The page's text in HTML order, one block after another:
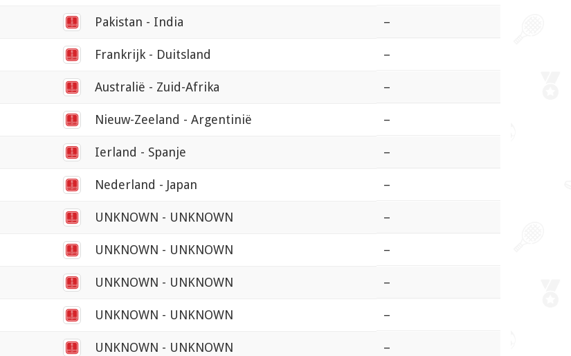
Pakistan - India –
Frankrijk - Duitsland –
Australië - Zuid-Afrika –
Nieuw-Zeeland - Argentinië –
Ierland - Spanje –
Nederland - Japan –
UNKNOWN - UNKNOWN –
UNKNOWN - UNKNOWN –
UNKNOWN - UNKNOWN –
UNKNOWN - UNKNOWN –
UNKNOWN - UNKNOWN –